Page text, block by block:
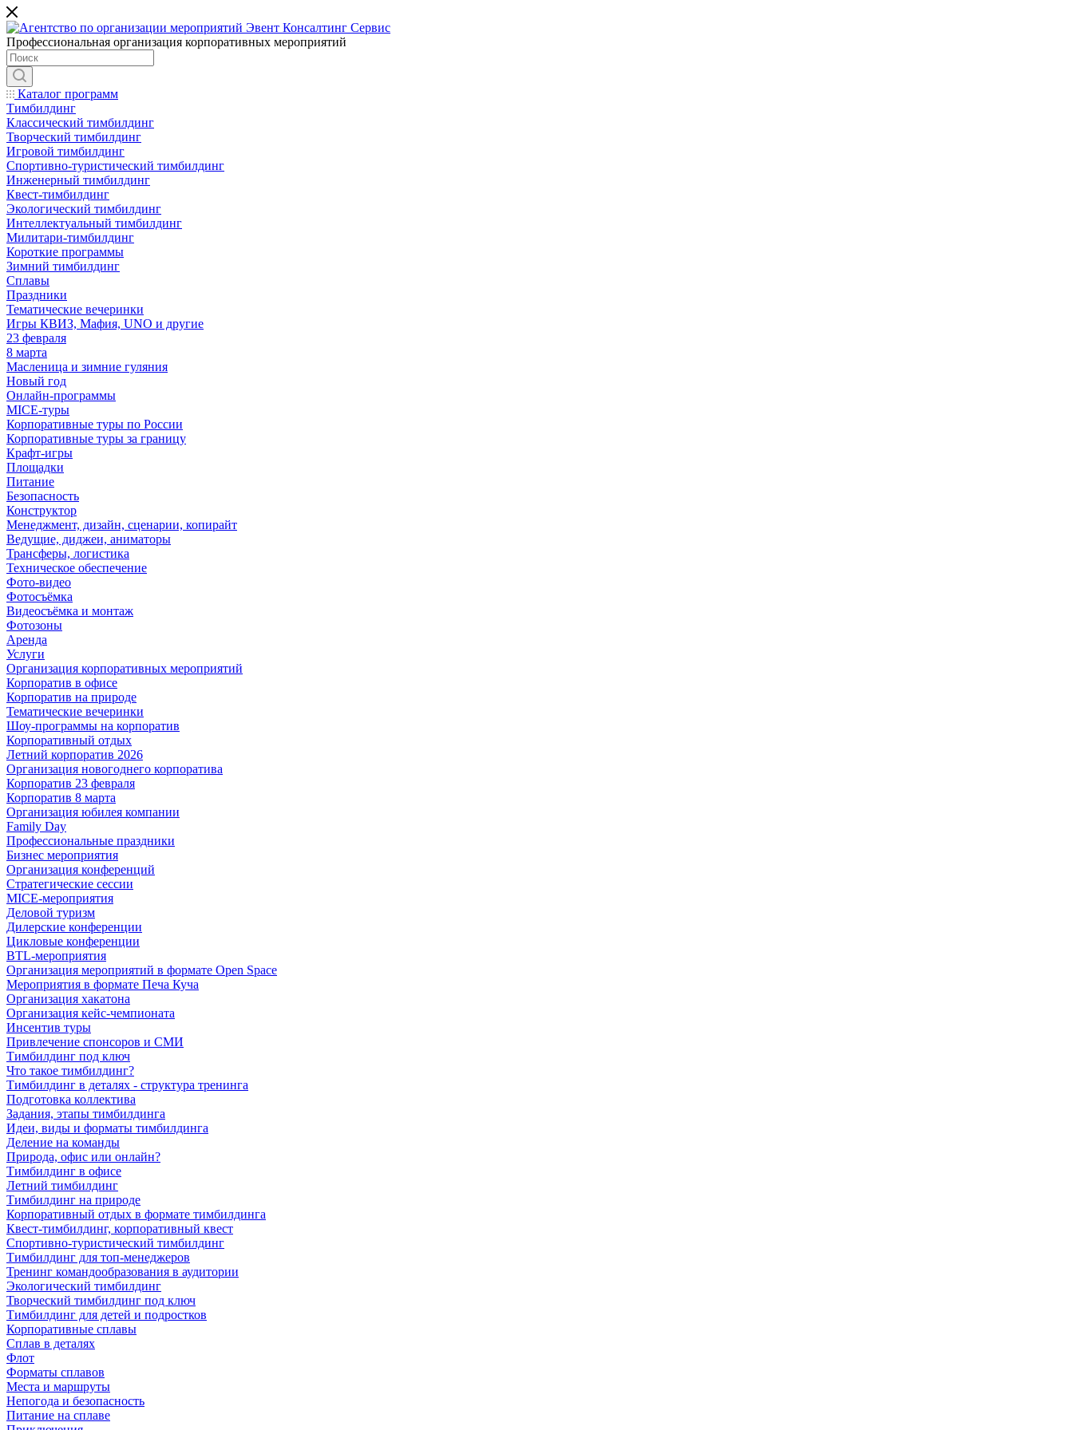
Профессиональная организация корпоративных мероприятий
Каталог программ
Тимбилдинг
Классический тимбилдинг
Творческий тимбилдинг
Игровой тимбилдинг
Спортивно-туристический тимбилдинг
Инженерный тимбилдинг
Квест-тимбилдинг
Экологический тимбилдинг
Интеллектуальный тимбилдинг
Милитари-тимбилдинг
Короткие программы
Зимний тимбилдинг
Сплавы
Праздники
Тематические вечеринки
Игры КВИЗ, Мафия, UNO и другие
23 февраля
8 марта
Масленица и зимние гуляния
Новый год
Онлайн-программы
MICE‑туры
Корпоративные туры по России
Корпоративные туры за границу
Крафт-игры
Площадки
Питание
Безопасность
Конструктор
Менеджмент, дизайн, сценарии, копирайт
Ведущие, диджеи, аниматоры
Трансферы, логистика
Техническое обеспечение
Фото-видео
Фотосъёмка
Видеосъёмка и монтаж
Фотозоны
Аренда
Услуги
Организация корпоративных мероприятий
Корпоратив в офисе
Корпоратив на природе
Тематические вечеринки
Шоу-программы на корпоратив
Корпоративный отдых
Летний корпоратив 2026
Организация новогоднего корпоратива
Корпоратив 23 февраля
Корпоратив 8 марта
Организация юбилея компании
Family Day
Профессиональные праздники
Бизнес мероприятия
Организация конференций
Стратегические сессии
MICE-мероприятия
Деловой туризм
Дилерские конференции
Цикловые конференции
BTL-мероприятия
Организация мероприятий в формате Open Space
Мероприятия в формате Печа Куча
Организация хакатона
Организация кейс-чемпионата
Инсентив туры
Привлечение спонсоров и СМИ
Тимбилдинг под ключ
Что такое тимбилдинг?
Тимбилдинг в деталях - структура тренинга
Подготовка коллектива
Задания, этапы тимбилдинга
Идеи, виды и форматы тимбилдинга
Деление на команды
Природа, офис или онлайн?
Тимбилдинг в офисе
Летний тимбилдинг
Тимбилдинг на природе
Корпоративный отдых в формате тимбилдинга
Квест-тимбилдинг, корпоративный квест
Спортивно-туристический тимбилдинг
Тимбилдинг для топ-менеджеров
Тренинг командообразования в аудитории
Экологический тимбилдинг
Творческий тимбилдинг под ключ
Тимбилдинг для детей и подростков
Корпоративные сплавы
Сплав в деталях
Флот
Форматы сплавов
Места и маршруты
Непогода и безопасность
Питание на сплаве